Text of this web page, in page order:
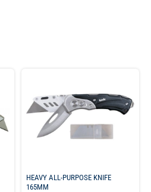
HEAVY ALL-PURPOSE KNIFE
165MM